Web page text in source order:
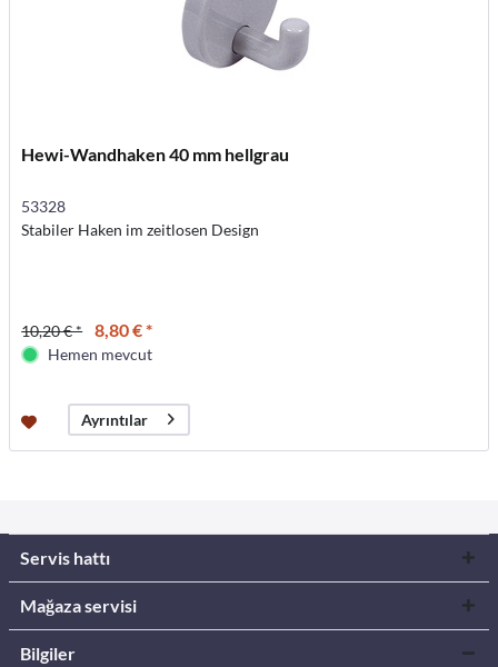
Hewi-Wandhaken 40 mm hellgrau
53328
Stabiler Haken im zeitlosen Design
10,20 € * 8,80 € *
Hemen mevcut
Ayrıntılar
Servis hattı
Mağaza servisi
Bilgiler